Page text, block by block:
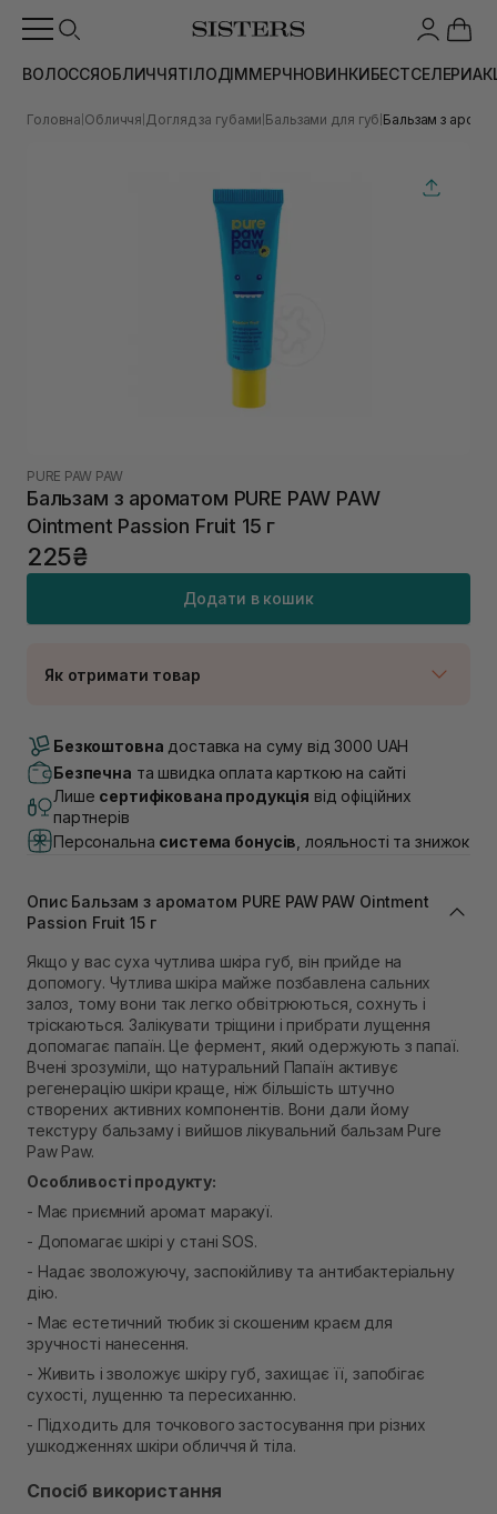
ВОЛОССЯОБЛИЧЧЯТІЛОДІММЕРЧНОВИНКИБЕСТСЕЛЕРИ
Головна Обличчя Догляд за губами Бальзами для губ Бальзам з
PURE PAW PAW
Бальзам з ароматом PURE PAW PAW
Ointment Passion Fruit 15 г
225₴
Додати в кошик
Як отримати товар
В наявності
Самовивіз м. Луцьк, вул. Винниченка 4
В наявності
Самовивіз м. Львів, вул. Академіка Підстригача, 1В
(Duck’s Lake)
В наявності
В наявності
Самовивіз м. Львів, вул. Степана Бандери 45
Самовивіз м. Рівне, вул. 16-го Липня, 15
В наявності
Самовивіз м. Рівне, вул. Кулика і Гудачека 23 (ТЦ
Екватор)
В наявності
Безкоштовна доставка на суму від 3000 UAH
Безпечна та швидка оплата карткою на сайті
Лише сертифікована продукція від офіційних
партнерів
Персональна система бонусів , лояльності та знижок
Опис Бальзам з ароматом PURE PAW PAW Ointment
Passion Fruit 15 г
Якщо у вас суха чутлива шкіра губ, він прийде на
допомогу. Чутлива шкіра майже позбавлена ​​сальних
залоз, тому вони так легко обвітрюються, сохнуть і
тріскаються. Залікувати тріщини і прибрати лущення
допомагає папаїн. Це фермент, який одержують з папаї.
Вчені зрозуміли, що натуральний Папаїн активує
регенерацію шкіри краще, ніж більшість штучно
створених активних компонентів. Вони дали йому
текстуру бальзаму і вийшов лікувальний бальзам Pure
Paw Paw.
Особливості продукту:
- Має приємний аромат маракуї.
- Допомагає шкірі у стані SOS.
- Надає зволожуючу, заспокійливу та антибактеріальну
дію.
- Має естетичний тюбик зі скошеним краєм для
зручності нанесення.
- Живить і зволожує шкіру губ, захищає її, запобігає
сухості, лущенню та пересиханню.
- Підходить для точкового застосування при різних
ушкодженнях шкіри обличчя й тіла.
Спосіб використання